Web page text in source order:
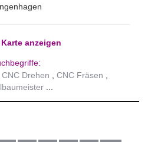
anzeigen
CNC Drehen
CNC Fräsen